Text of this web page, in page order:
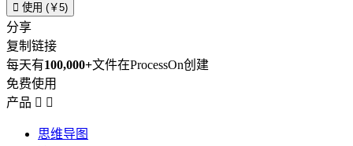
 使用 (￥5)
分享
复制链接
每天有100,000+文件在ProcessOn创建
免费使用
产品  
思维导图